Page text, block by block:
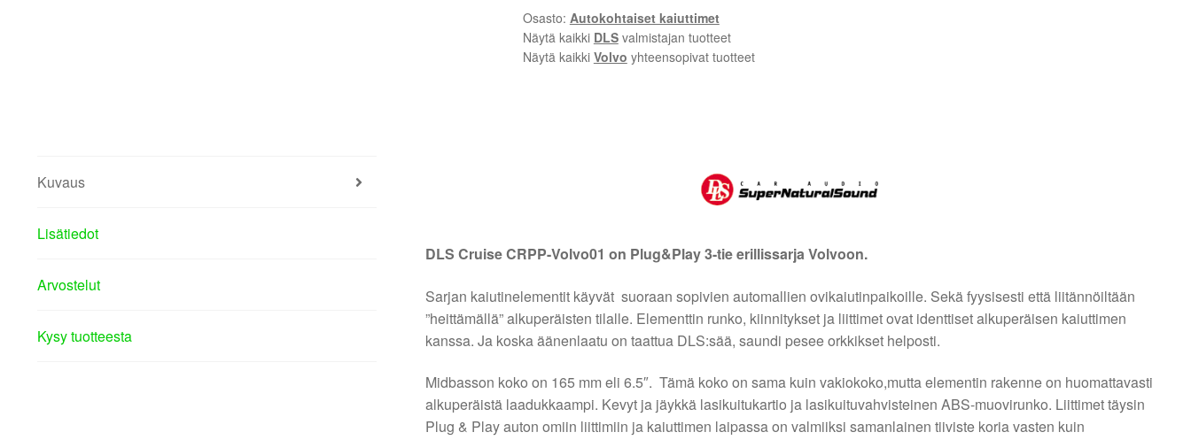
Osasto: Autokohtaiset kaiuttimet
Näytä kaikki DLSvalmistajan tuotteet
Näytä kaikki Volvo yhteensopivat tuotteet
Kuvaus
Lisätiedot
Arvostelut
Kysy tuotteesta
DLS Cruise CRPP-Volvo01 on Plug&Play 3-tie erillissarja Volvoon.
Sarjan kaiutinelementit käyvät suoraan sopivien automallien ovikaiutinpaikoille. Sekä fyysisesti että liitännöiltään
”heittämällä” alkuperäisten tilalle. Elementtin runko, kiinnitykset ja liittimet ovat identtiset alkuperäisen kaiuttimen
kanssa. Ja koska äänenlaatu on taattua DLS:sää, saundi pesee orkkikset helposti.
Midbasson koko on 165 mm eli 6.5″. Tämä koko on sama kuin vakiokoko,mutta elementin rakenne on huomattavasti
alkuperäistä laadukkaampi. Kevyt ja jäykkä lasikuitukartio ja lasikuituvahvisteinen ABS-muovirunko. Liittimet täysin
Plug & Play auton omiin liittimiin ja kaiuttimen laipassa on valmiiksi samanlainen tiiviste koria vasten kuin